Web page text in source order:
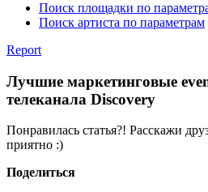
Поиск площадки по
Поиск артиста по параметрам
Report
Лучшие маркетинговые
телеканала Discovery
Понравилась статья?! Расскажи
приятно :)
Поделиться